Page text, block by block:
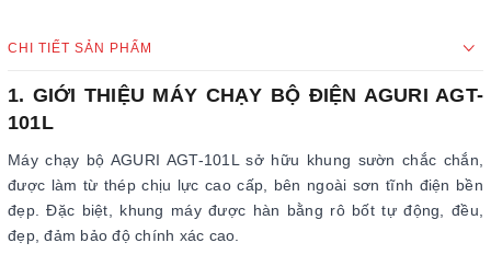
CHI TIẾT SẢN PHẨM
1. GIỚI THIỆU MÁY CHẠY BỘ ĐIỆN AGURI AGT-
101L
Máy chạy bộ AGURI AGT-101L sở hữu khung sườn chắc chắn,
được làm từ thép chịu lực cao cấp, bên ngoài sơn tĩnh điện bền
đẹp. Đặc biệt, khung máy được hàn bằng rô bốt tự động, đều,
đẹp, đảm bảo độ chính xác cao.